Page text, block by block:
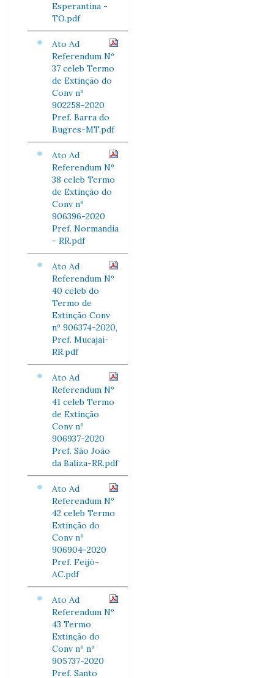
Esperantina -
TO.pdf
Ato Ad
Referendum Nº
37 celeb Termo
de Extinção do
Conv nº
902258-2020
Pref. Barra do
Bugres-MT.pdf
Ato Ad
Referendum Nº
38 celeb Termo
de Extinção do
Conv nº
906396-2020
Pref. Normandia
- RR.pdf
Ato Ad
Referendum Nº
40 celeb do
Termo de
Extinção Conv
nº 906374-2020,
Pref. Mucajaí-
RR.pdf
Ato Ad
Referendum Nº
41 celeb Termo
de Extinção
Conv nº
906937-2020
Pref. São João
da Baliza-RR.pdf
Ato Ad
Referendum Nº
42 celeb Termo
Extinção do
Conv nº
906904-2020
Pref. Feijó-
AC.pdf
Ato Ad
Referendum Nº
43 Termo
Extinção do
Conv nº nº
905737-2020
Pref. Santo